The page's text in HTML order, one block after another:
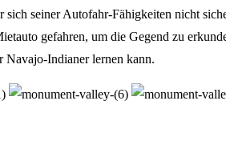
seiner Autofahr-Fähigkeiten nicht
gefahren, um die Gegend zu
Navajo-Indianer lernen kann.